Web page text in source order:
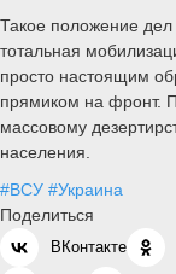
Такое положение дел
тотальная
просто настоящим
прямиком на фронт.
массовому
населения.
#ВСУ #Украина
Поделиться
ВКонтакте